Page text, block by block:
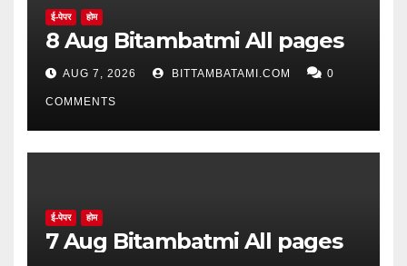
ई-पेपर होम
8 Aug Bitambatmi All pages
AUG 7, 2026 BITTAMBATAMI.COM 0
COMMENTS
ई-पेपर होम
7 Aug Bitambatmi All pages